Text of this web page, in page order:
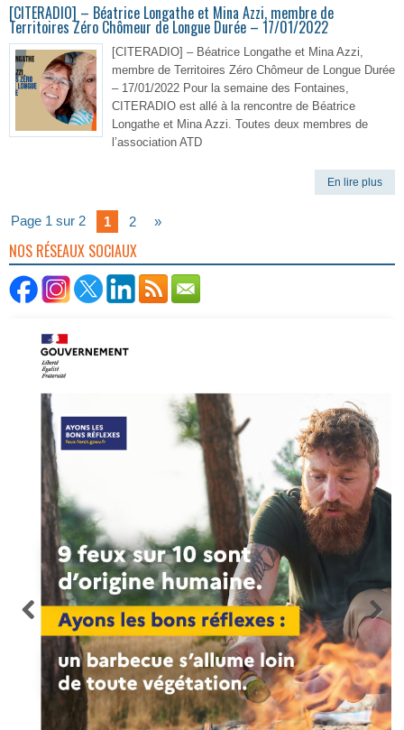
[CITERADIO] – Béatrice Longathe et Mina Azzi, membre de
Territoires Zéro Chômeur de Longue Durée – 17/01/2022
[CITERADIO] – Béatrice Longathe et Mina Azzi,
membre de Territoires Zéro Chômeur de Longue Durée
– 17/01/2022 Pour la semaine des Fontaines,
CITERADIO est allé à la rencontre de Béatrice
Longathe et Mina Azzi. Toutes deux membres de
l’association ATD
En lire plus
Page 1 sur 2 1 2 »
NOS RÉSEAUX SOCIAUX